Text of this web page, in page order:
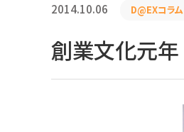
2014.10.06 D@EXコラム
創業文化元